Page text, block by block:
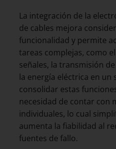
La integración de la
de cables mejora
funcionalidad y permite
tareas complejas, como
señales, la transmisión
la energía eléctrica en un
consolidar estas
necesidad de contar con
individuales, lo cual
aumenta la fiabilidad al
fuentes de fallo.